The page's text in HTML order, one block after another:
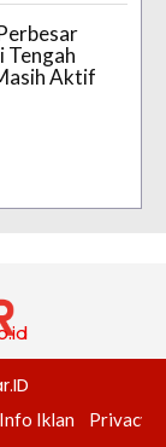
Tengah
Aktif
Info Iklan Privacy